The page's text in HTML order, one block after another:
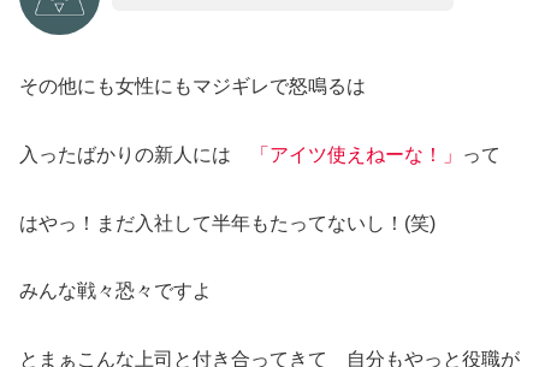
その他にも女性にもマジギレで怒鳴るは
入ったばかりの新人には 「アイツ使えねーな！」 って
はやっ！まだ入社して半年もたってないし！(笑)
みんな戦々恐々ですよ
とまぁこんな上司と付き合ってきて 自分もやっと役職が